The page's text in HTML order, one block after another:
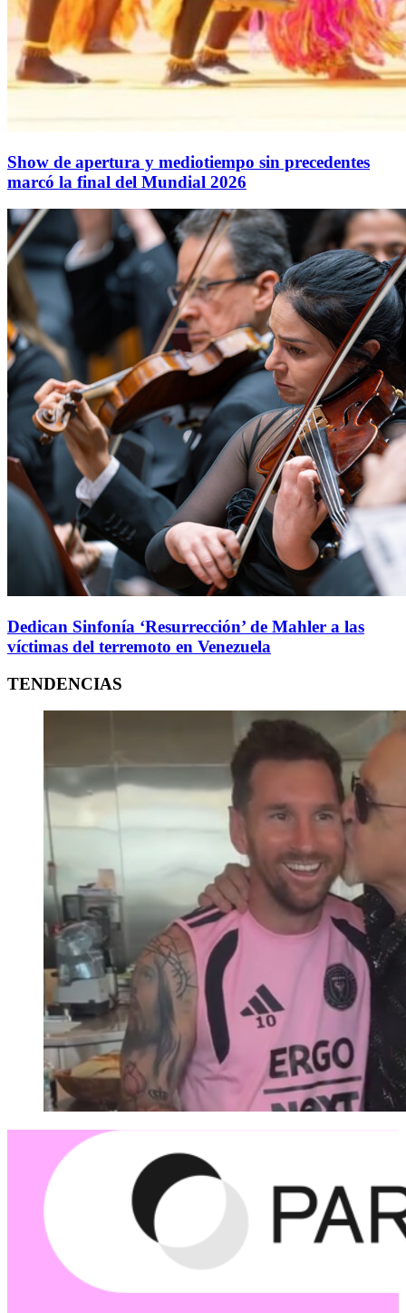
Show de apertura y mediotiempo sin precedentes
marcó la final del Mundial 2026
Dedican Sinfonía ‘Resurrección’ de Mahler a las
víctimas del terremoto en Venezuela
TENDENCIAS